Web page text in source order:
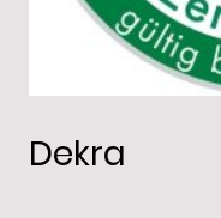
Dekra